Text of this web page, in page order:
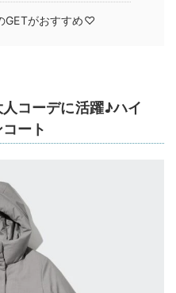
GETがおすすめ♡
コーデに活躍♪ハイ
ート